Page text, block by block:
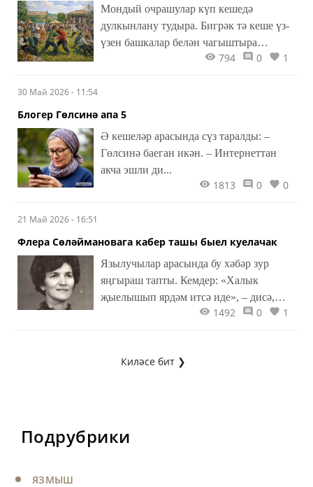
Мондый очрашулар күп кешедә
дулкынлану тудыра. Бигрәк тә кеше үз-
үзен башкалар белән чагыштыра
башласа. «Менә ул нинди уңышлы…»,
794 0 1
30 Май 2026 - 11:54
Блогер Гөлсинә апа 5
Ә кешеләр арасында сүз таралды: –
Гөлсинә баеган икән. – Интернеттан
акча эшли ди...
1813 0 0
21 Май 2026 - 16:51
Флера Сөләймановага кабер ташы быел куелачак
Язылучылар арасында бу хәбәр зур
яңгыраш тапты. Кемдер: «Халык
җыелышып ярдәм итсә иде», – дисә,
икенчеләре: «Нигә өч ел буе кабер ташы
1492 0 1
Киләсе бит ❯
Подрубрики
ЯЗМЫШ